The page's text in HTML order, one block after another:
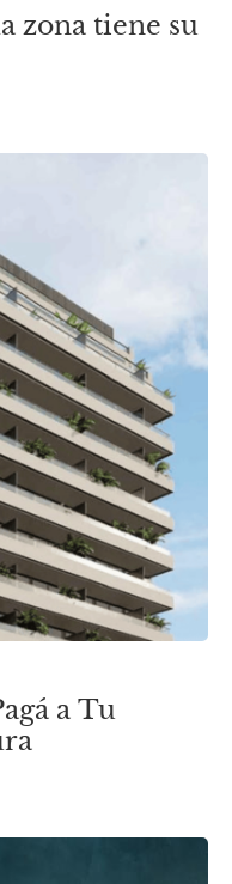
zona tiene su
a Tu